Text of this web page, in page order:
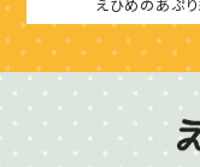
で味わおう